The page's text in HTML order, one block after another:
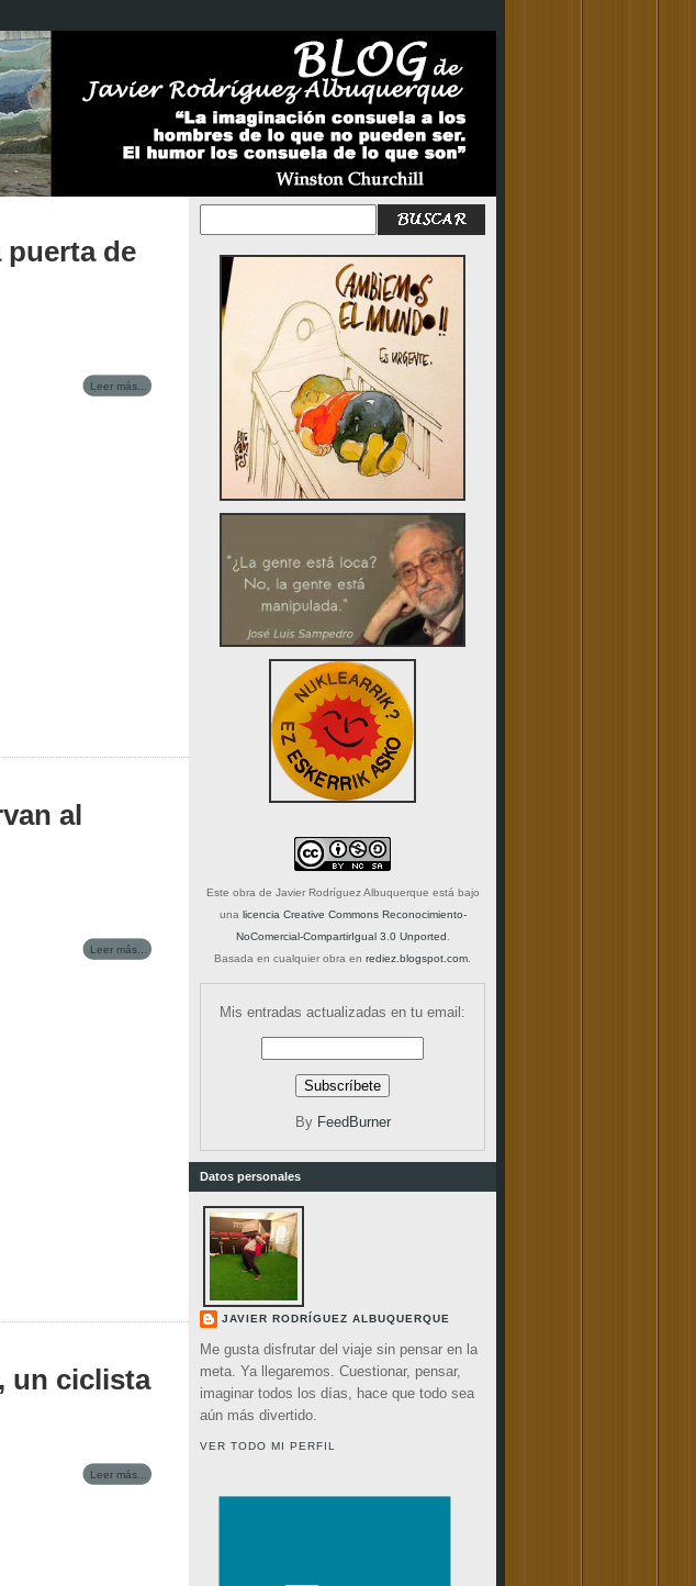
puerta de
Leer más...
al
Leer más...
un ciclista
Leer más...
Este obra de Javier Rodríguez Albuquerque está bajo
una licencia Creative Commons Reconocimiento-
NoComercial-CompartirIgual 3.0 Unported
Basada en cualquier obra en rediez.blogspot.com
Mis entradas actualizadas en tu email:
By FeedBurner
Datos personales
JAVIER RODRÍGUEZ ALBUQUERQUE
Me gusta disfrutar del viaje sin pensar en la
meta. Ya llegaremos. Cuestionar, pensar,
imaginar todos los días, hace que todo sea
aún más divertido.
VER TODO MI PERFIL